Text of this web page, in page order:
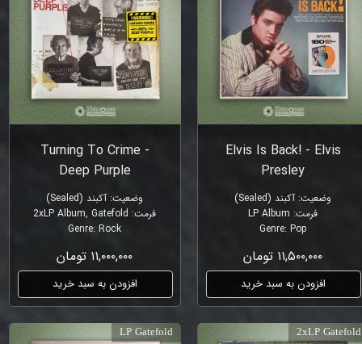
Elvis Is Back! - Elvis
Presley
وضعیت: آکبند (Sealed)
فرمت:
LP Album
Genre: Pop
۱۱,۵۰۰,۰۰۰ تومان
افزودن به سبد خرید
Turning To Crime -
Deep Purple
وضعیت: آکبند (Sealed)
فرمت:
2xLP Album, Gatefold
Genre:Rock
۱۱,۰۰۰,۰۰۰ تومان
افزودن به سبد خرید
2xLP Gatefold
LP Gatefold